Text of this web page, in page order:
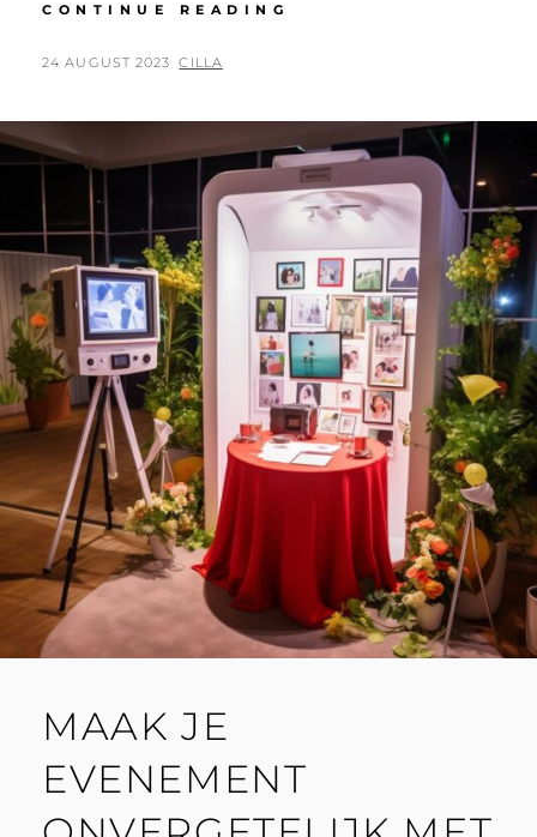
CONTINUE READING
POSTED
24 AUGUST 2023 BY
CILLA
MAAK JE
EVENEMENT